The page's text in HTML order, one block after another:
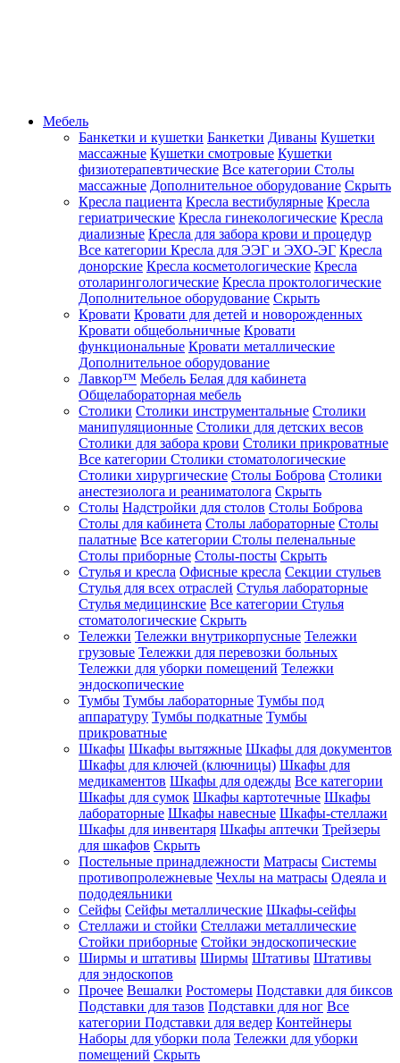
Мебель
Банкетки и кушетки Банкетки Диваны Кушетки
массажные Кушетки смотровые Кушетки
физиотерапевтические Все категории Столы
массажные Дополнительное оборудование Скрыть
Кресла пациента Кресла вестибулярные Кресла
гериатрические Кресла гинекологические Кресла
диализные Кресла для забора крови и процедур
Все категории Кресла для ЭЭГ и ЭХО-ЭГ Кресла
донорские Кресла косметологические Кресла
отоларингологические Кресла проктологические
Дополнительное оборудование Скрыть
Кровати Кровати для детей и новорожденных
Кровати общебольничные Кровати
функциональные Кровати металлические
Дополнительное оборудование
Лавкор™ Мебель Белая для кабинета
Общелабораторная мебель
Столики Столики инструментальные Столики
манипуляционные Столики для детских весов
Столики для забора крови Столики прикроватные
Все категории Столики стоматологические
Столики хирургические Столы Боброва Столики
анестезиолога и реаниматолога Скрыть
Столы Надстройки для столов Столы Боброва
Столы для кабинета Столы лабораторные Столы
палатные Все категории Столы пеленальные
Столы приборные Столы-посты Скрыть
Стулья и кресла Офисные кресла Секции стульев
Стулья для всех отраслей Стулья лабораторные
Стулья медицинские Все категории Стулья
стоматологические Скрыть
Тележки Тележки внутрикорпусные Тележки
грузовые Тележки для перевозки больных
Тележки для уборки помещений Тележки
эндоскопические
Тумбы Тумбы лабораторные Тумбы под
аппаратуру Тумбы подкатные Тумбы
прикроватные
Шкафы Шкафы вытяжные Шкафы для документов
Шкафы для ключей (ключницы) Шкафы для
медикаментов Шкафы для одежды Все категории
Шкафы для сумок Шкафы картотечные Шкафы
лабораторные Шкафы навесные Шкафы-стеллажи
Шкафы для инвентаря Шкафы аптечки Трейзеры
для шкафов Скрыть
Постельные принадлежности Матрасы Системы
противопролежневые Чехлы на матрасы Одеяла и
пододеяльники
Сейфы Сейфы металлические Шкафы-сейфы
Стеллажи и стойки Стеллажи металлические
Стойки приборные Стойки эндоскопические
Ширмы и штативы Ширмы Штативы Штативы
для эндоскопов
Прочее Вешалки Ростомеры Подставки для биксов
Подставки для тазов Подставки для ног Все
категории Подставки для ведер Контейнеры
Наборы для уборки пола Тележки для уборки
помещений Скрыть